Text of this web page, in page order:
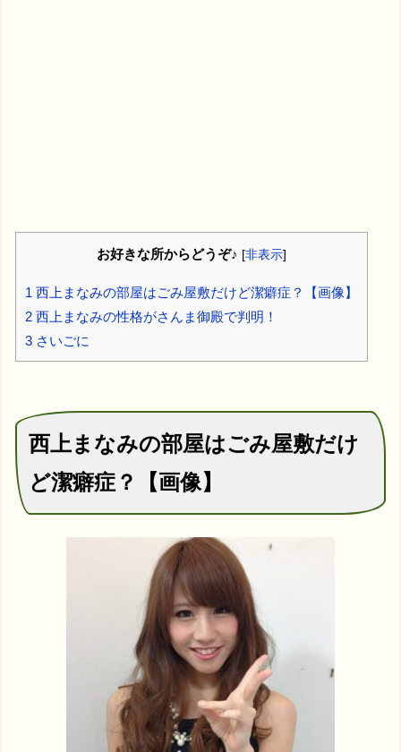
お好きな所からどうぞ♪ [非表示]
1 西上まなみの部屋はごみ屋敷だけど潔癖症？【画像】
2 西上まなみの性格がさんま御殿で判明！
3 さいごに
西上まなみの部屋はごみ屋敷だけ
ど潔癖症？【画像】